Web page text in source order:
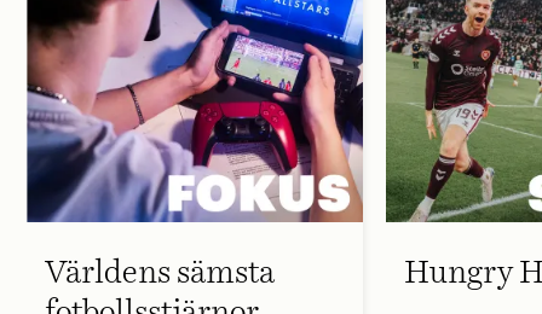
Världens sämsta
Hungry